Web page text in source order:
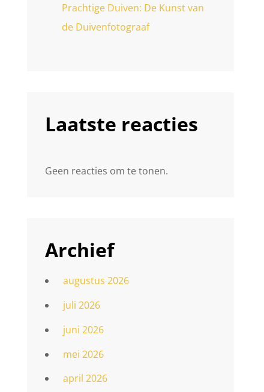
Prachtige Duiven: De Kunst van
de Duivenfotograaf
Laatste reacties
Geen reacties om te tonen.
Archief
augustus 2026
juli 2026
juni 2026
mei 2026
april 2026